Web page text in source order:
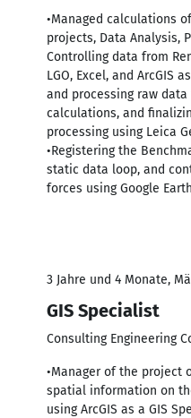
•Managed calculations
projects, Data Analysis,
Controlling data from
LGO, Excel, and ArcGIS
and processing raw data
calculations, and
processing using Leica
•Registering the
static data loop, and
forces using Google
3 Jahre und 4 Monate,
GIS Specialist
Consulting Engineering
•Manager of the project
spatial information on
using ArcGIS as a GIS